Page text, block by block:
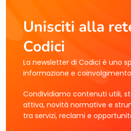
Unisciti alla
Codici
La newsletter di Codici è uno
informazione e
Condividiamo contenuti utili,
attiva, novità normative e
tra servizi, reclami e